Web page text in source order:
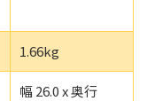
1.66kg
幅 26.0 x 奥行